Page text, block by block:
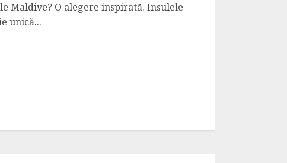
Maldive? O alegere inspirată. Insulele
unică...